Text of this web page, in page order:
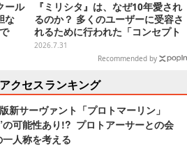
ール
な
ま
『ミリシタ』は、なぜ10年愛され
るのか？ 多くのユーザーに受容さ
れるために行われた「コンセプト
開発」とニーズを満たすための思
考回路【CEDEC2026】
2026.7.31
Recommended by
クセスランキング
新サーヴァント「プロトマーリン」
の可能性あり!? プロトアーサーとの会
人称を考える